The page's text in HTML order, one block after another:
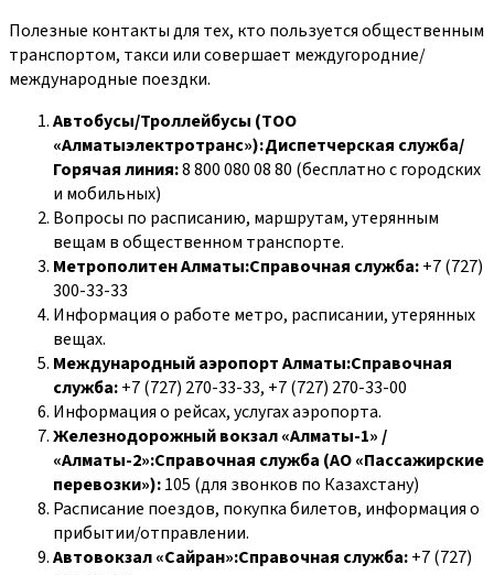
Полезные контакты для тех, кто пользуется общественным
транспортом, такси или совершает междугородние/
международные поездки.
Автобусы/Троллейбусы (ТОО
«Алматыэлектротранс»):Диспетчерская служба/
Горячая линия:8 800 080 08 80 (бесплатно с городских
и мобильных)
Вопросы по расписанию, маршрутам, утерянным
вещам в общественном транспорте.
Метрополитен Алматы:Справочная служба:+7 (727)
300-33-33
Информация о работе метро, расписании, утерянных
вещах.
Международный аэропорт Алматы:Справочная
служба:+7 (727) 270-33-33, +7 (727) 270-33-00
Информация о рейсах, услугах аэропорта.
Железнодорожный вокзал «Алматы-1» /
«Алматы-2»:Справочная служба (АО «Пассажирские
перевозки»):105 (для звонков по Казахстану)
Расписание поездов, покупка билетов, информация о
прибытии/отправлении.
Автовокзал «Сайран»:Справочная служба:+7 (727)